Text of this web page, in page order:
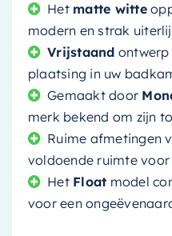
Het matte witte
modern en strak
Vrijstaand
plaatsing in uw
Gemaakt door
merk bekend om zijn
Ruime afmetingen
voldoende ruimte
Het Float model
voor een